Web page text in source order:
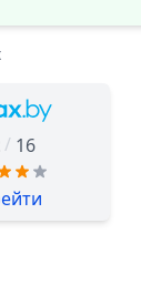
/ 16